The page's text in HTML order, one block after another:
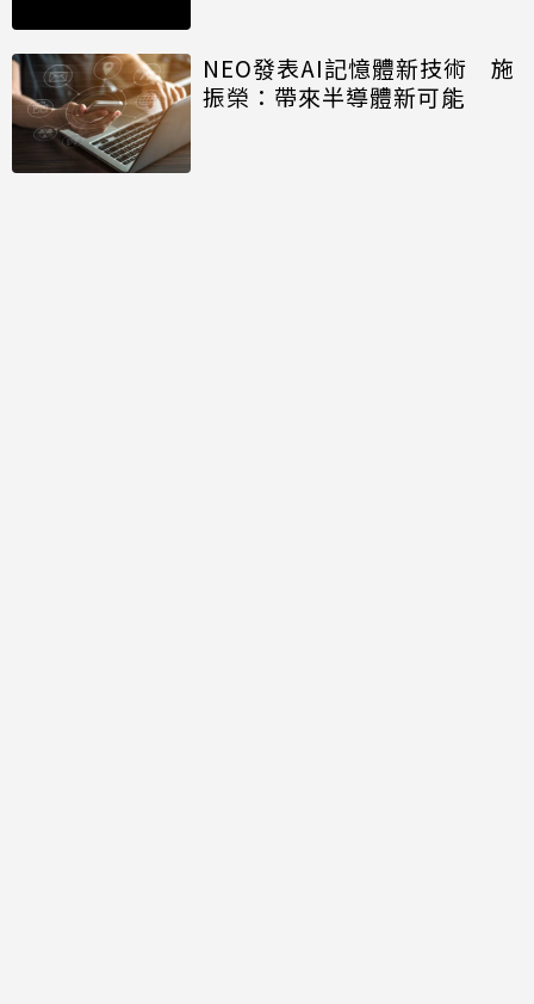
NEO發表AI記憶體新技術 施
振榮：帶來半導體新可能